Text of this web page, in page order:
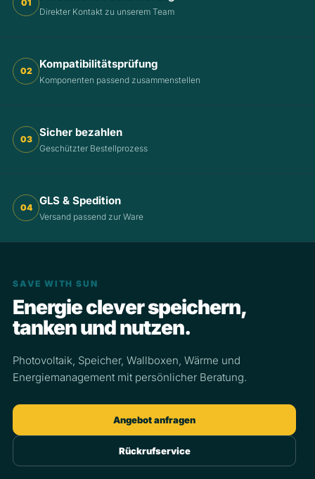
01
Direkter Kontakt zu unserem Team
02
Kompatibilitätsprüfung
Komponenten passend zusammenstellen
03
Sicher bezahlen
Geschützter Bestellprozess
04
GLS & Spedition
Versand passend zur Ware
SAVE WITH SUN
Energie clever speichern,
tanken und nutzen.
Photovoltaik, Speicher, Wallboxen, Wärme und
Energiemanagement mit persönlicher Beratung.
Angebot anfragen
Rückrufservice